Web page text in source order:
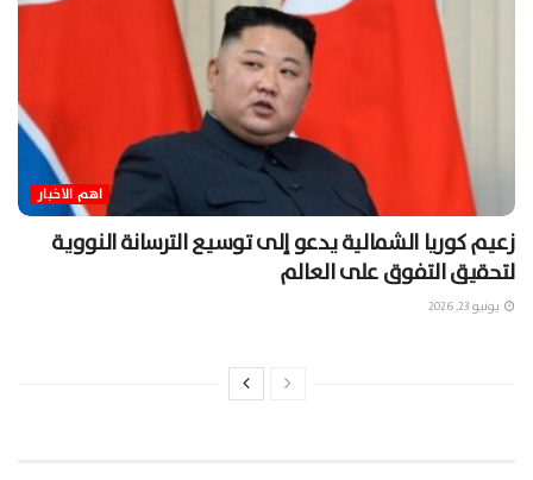
اهم الاخبار
زعيم كوريا الشمالية يدعو إلى توسيع الترسانة النووية
لتحقيق التفوق على العالم
يونيو 23, 2026